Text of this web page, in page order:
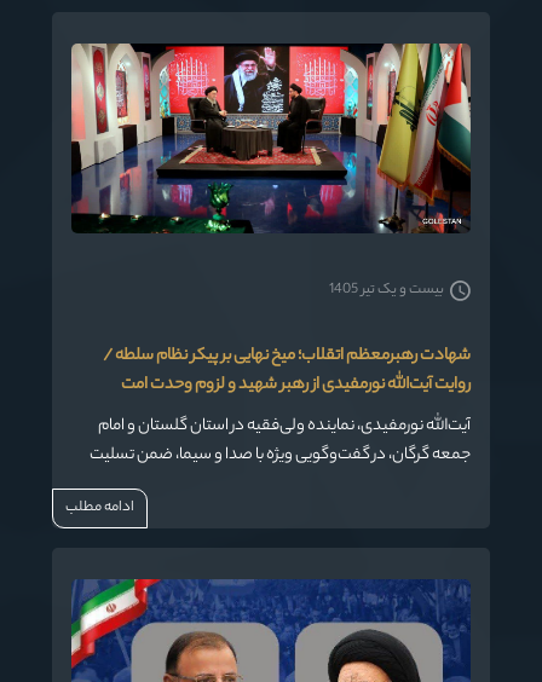
شهادت رهبرمعظم اتقلاب؛ میخ نهایی بر پیکر نظام سلطه /
روایت آیت‌الله نورمفیدی از رهبر شهید و لزوم وحدت امت
آیت‌الله نورمفیدی، نماینده ولی‌فقیه در استان گلستان و امام
جمعه گرگان، در گفت‌وگویی ویژه با صدا و سیما، ضمن تسلیت
شهادت رهبر شهید انقلاب، به تبیین ابعاد سیاسی، فقهی و
اجتماعی این واقعه عظیم پرداخت و بر نقش محوری ولایت‌فقیه،
بیست و یک تیر 1405
ادامه مطلب